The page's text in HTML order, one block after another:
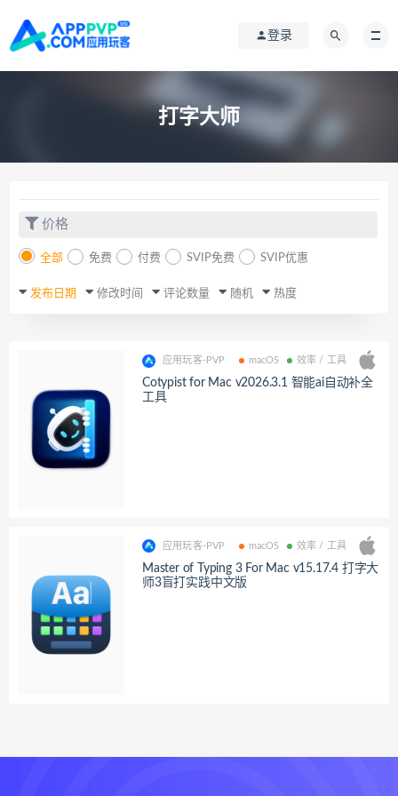
登录
打字大师
价格
全部 免费 付费 SVIP免费 SVIP优惠
发布日期 修改时间 评论数量 随机 热度
应用玩客-PVP macOS 效率 / 工具
Cotypist for Mac v2026.3.1 智能ai自动补全
工具
应用玩客-PVP macOS 效率 / 工具
Master of Typing 3 For Mac v15.17.4 打字大
师3盲打实践中文版